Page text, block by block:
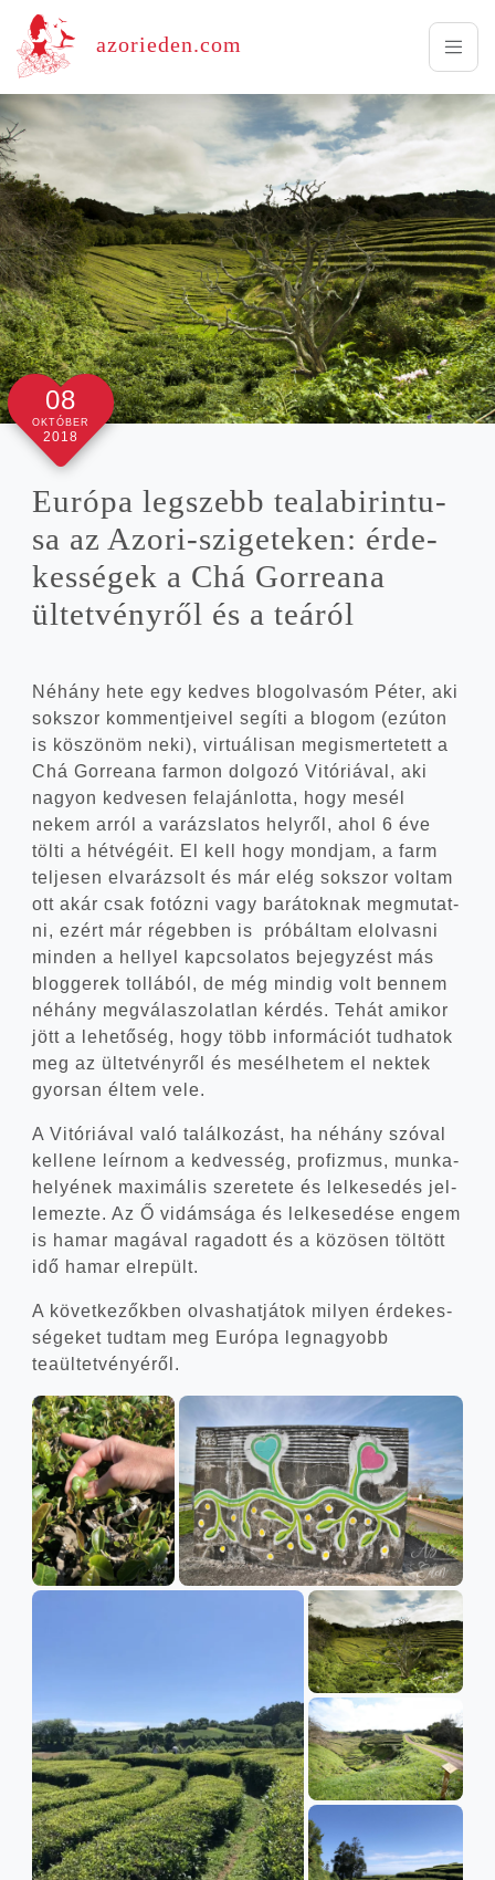
azorieden.com
08
OKTÓBER
2018
Euró­pa leg­szebb tea­la­bi­rin­tu­
sa az Azori-szigeteken: érde­
kes­sé­gek a Chá Gor­re­a­na
ültet­vény­ről és a teáról
Néhány hete egy ked­ves blog­ol­va­sóm Péter, aki
sok­szor kom­ment­je­i­vel segí­ti a blo­gom (ezúton
is köszö­nöm neki), vir­tu­á­li­san meg­is­mer­te­tett a
Chá Gor­re­a­na far­mon dol­go­zó Vitó­ri­á­val, aki
nagyon ked­ve­sen fel­aján­lot­ta, hogy mesél
nekem arról a varázs­la­tos hely­ről, ahol 6 éve
töl­ti a hét­vé­gé­it. El kell hogy mond­jam, a farm
tel­je­sen elva­rá­zsolt és már elég sok­szor vol­tam
ott akár csak fotóz­ni vagy bará­tok­nak meg­mu­tat­
ni, ezért már régeb­ben is pró­bál­tam elol­vas­ni
min­den a hellyel kap­cso­la­tos bejegy­zést más
blog­ge­rek tol­lá­ból, de még min­dig volt ben­nem
néhány meg­vá­la­szo­lat­lan kér­dés. Tehát ami­kor
jött a lehe­tő­ség, hogy több infor­má­ci­ót tud­ha­tok
meg az ültet­vény­ről és mesél­he­tem el nek­tek
gyor­san éltem vele.
A Vitó­ri­á­val való talál­ko­zást, ha néhány szó­val
kel­le­ne leír­nom a ked­ves­ség, pro­fiz­mus, mun­ka­
he­lyé­nek maxi­má­lis sze­re­te­te és lel­ke­se­dés jel­
le­mez­te. Az Ő vidám­sá­ga és lel­ke­se­dé­se engem
is hamar magá­val raga­dott és a közö­sen töl­tött
idő hamar elrepült.
A követ­ke­zők­ben olvas­hat­já­tok milyen érde­kes­
sé­ge­ket tud­tam meg Euró­pa leg­na­gyobb
teaültetvényéről.